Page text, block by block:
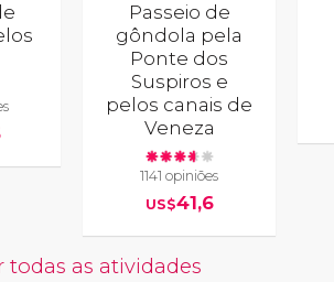
Passeio de
gôndola pela
Ponte dos
Suspiros e
pelos canais de
Veneza
1141 opiniões
US$41,6
todas as atividades